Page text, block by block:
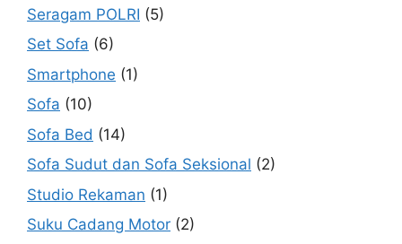
Seragam POLRI (5)
Set Sofa (6)
Smartphone (1)
Sofa (10)
Sofa Bed (14)
Sofa Sudut dan Sofa Seksional (2)
Studio Rekaman (1)
Suku Cadang Motor (2)